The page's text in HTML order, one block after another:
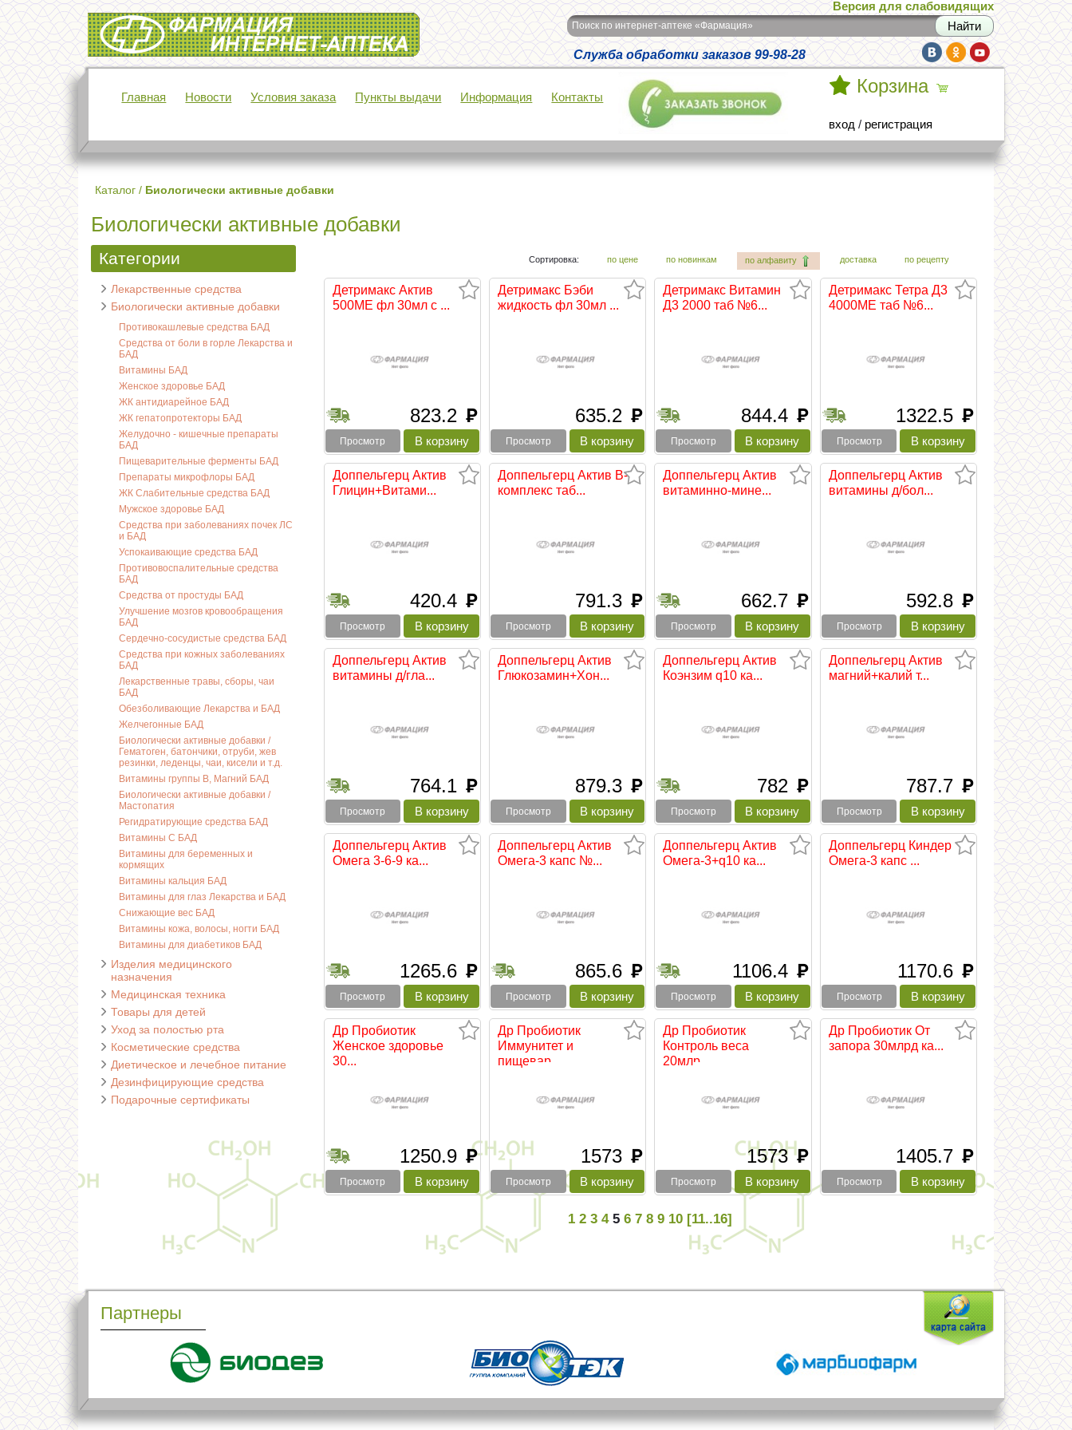
Интернет-аптека Фармация
Версия для слабовидящих
Поиск по интернет-аптеке «Фармация»
Служба обработки заказов 99-98-28
Главная Новости Условия заказа Пункты выдачи Информация Контакты
Корзина
вход / регистрация
Каталог / Биологически активные добавки
Биологически активные добавки
Категории
Лекарственные средства
Биологически активные добавки
Противокашлевые средства БАД
Средства от боли в горле Лекарства и
БАД
Витамины БАД
Женское здоровье БАД
ЖК антидиарейное БАД
ЖК гепатопротекторы БАД
Желудочно - кишечные препараты
БАД
Пищеварительные ферменты БАД
Препараты микрофлоры БАД
ЖК Слабительные средства БАД
Мужское здоровье БАД
Средства при заболеваниях почек ЛС
и БАД
Успокаивающие средства БАД
Противовоспалительные средства
БАД
Средства от простуды БАД
Улучшение мозгов кровообращения
БАД
Сердечно-сосудистые средства БАД
Средства при кожных заболеваниях
БАД
Лекарственные травы, сборы, чаи
БАД
Обезболивающие Лекарства и БАД
Желчегонные БАД
Биологически активные добавки /
Гематоген, батончики, отруби, жев
резинки, леденцы, чаи, кисели и т.д.
Витамины группы В, Магний БАД
Биологически активные добавки /
Мастопатия
Регидратирующие средства БАД
Витамины С БАД
Витамины для беременных и
кормящих
Витамины кальция БАД
Витамины для глаз Лекарства и БАД
Снижающие вес БАД
Витамины кожа, волосы, ногти БАД
Витамины для диабетиков БАД
Изделия медицинского
назначения
Медицинская техника
Товары для детей
Уход за полостью рта
Косметические средства
Диетическое и лечебное питание
Дезинфицирующие средства
Подарочные сертификаты
Сортировка: по цене по новинкам по алфавиту доставка по рецепту
Детримакс Актив
500МЕ фл 30мл с ...
823.2 руб
Просмотр
Детримакс Бэби
жидкость фл 30мл ...
635.2 руб
Просмотр
Детримакс Витамин
Д3 2000 таб №6...
844.4 руб
Просмотр
Детримакс Тетра Д3
4000МЕ таб №6...
1322.5 руб
Просмотр
Доппельгерц Актив
Глицин+Витами...
420.4 руб
Просмотр
Доппельгерц Актив В-
комплекс таб...
791.3 руб
Просмотр
Доппельгерц Актив
витаминно-мине...
662.7 руб
Просмотр
Доппельгерц Актив
витамины д/бол...
592.8 руб
Просмотр
Доппельгерц Актив
витамины д/гла...
764.1 руб
Просмотр
Доппельгерц Актив
Глюкозамин+Хон...
879.3 руб
Просмотр
Доппельгерц Актив
Коэнзим q10 ка...
782 руб
Просмотр
Доппельгерц Актив
магний+калий т...
787.7 руб
Просмотр
Доппельгерц Актив
Омега 3-6-9 ка...
1265.6 руб
Просмотр
Доппельгерц Актив
Омега-3 капс №...
865.6 руб
Просмотр
Доппельгерц Актив
Омега-3+q10 ка...
1106.4 руб
Просмотр
Доппельгерц Киндер
Омега-3 капс ...
1170.6 руб
Просмотр
Др Пробиотик
Женское здоровье
30...
1250.9 руб
Просмотр
Др Пробиотик
Иммунитет и
пищевар...
1573 руб
Просмотр
Др Пробиотик
Контроль веса
20млр...
1573 руб
Просмотр
Др Пробиотик От
запора 30млрд ка...
1405.7 руб
Просмотр
1 2 3 4 5 6 7 8 9 10 [11..16]
Партнеры